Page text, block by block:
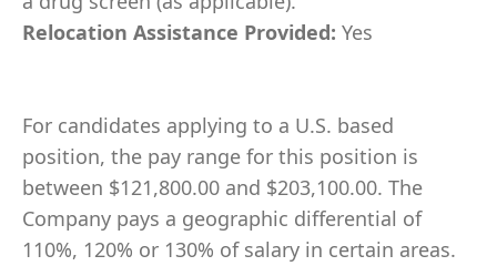
Relocation Assistance Provided: Yes
For candidates applying to a U.S. based
position, the pay range for this position is
between $121,800.00 and $203,100.00. The
Company pays a geographic differential of
110%, 120% or 130% of salary in certain areas.